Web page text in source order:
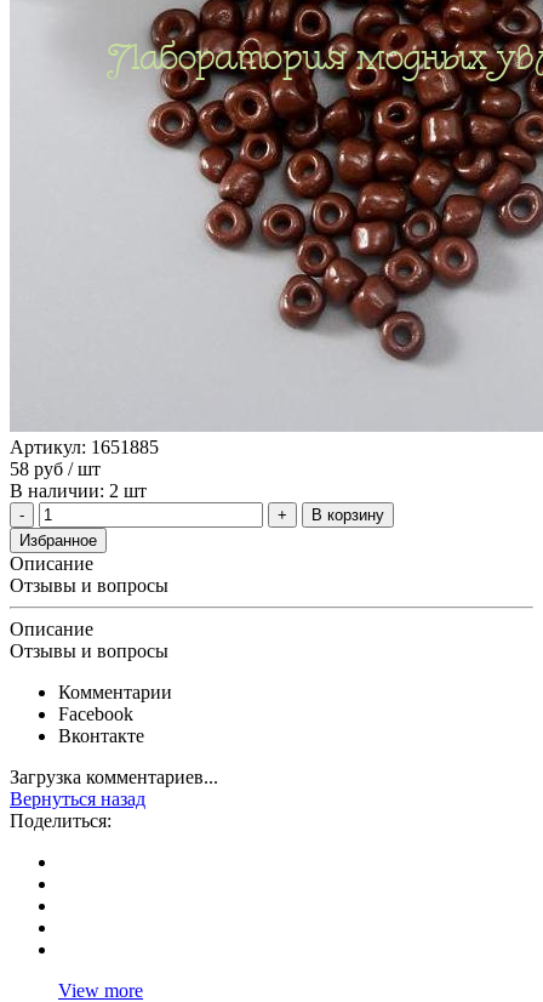
Артикул: 1651885
58 руб / шт
В наличии: 2 шт
В корзину
Избранное
Описание
Отзывы и вопросы
Описание
Отзывы и вопросы
Комментарии
Facebook
Вконтакте
Загрузка комментариев...
Вернуться назад
Поделиться:
View more